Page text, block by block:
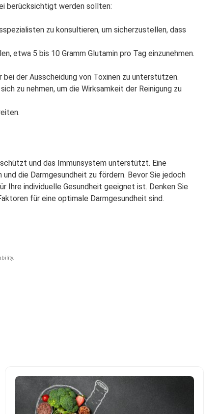
berücksichtigt werden sollten:
zu konsultieren, um sicherzustellen, dass
etwa 5 bis 10 Gramm Glutamin pro Tag einzunehmen.
der Ausscheidung von Toxinen zu unterstützen.
zu nehmen, um die Wirksamkeit der Reinigung zu
und das Immunsystem unterstützt. Eine
die Darmgesundheit zu fördern. Bevor Sie jedoch
Ihre individuelle Gesundheit geeignet ist. Denken Sie
für eine optimale Darmgesundheit sind.
.